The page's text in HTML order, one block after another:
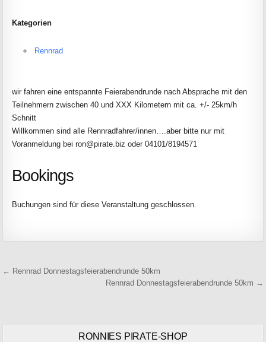
Kategorien
Rennrad
wir fahren eine entspannte Feierabendrunde nach Absprache mit den
Teilnehmern zwischen 40 und XXX Kilometern mit ca. +/- 25km/h
Schnitt
Willkommen sind alle Rennradfahrer/innen….aber bitte nur mit
Voranmeldung bei ron@pirate.biz oder 04101/8194571
Bookings
Buchungen sind für diese Veranstaltung geschlossen.
Beitragsnavigation
← Rennrad Donnestagsfeierabendrunde 50km
Rennrad Donnestagsfeierabendrunde 50km →
RONNIES PIRATE-SHOP